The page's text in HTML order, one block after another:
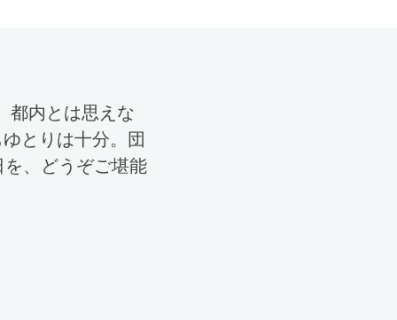
都内とは思えな
とりは十分。団
、どうぞご堪能